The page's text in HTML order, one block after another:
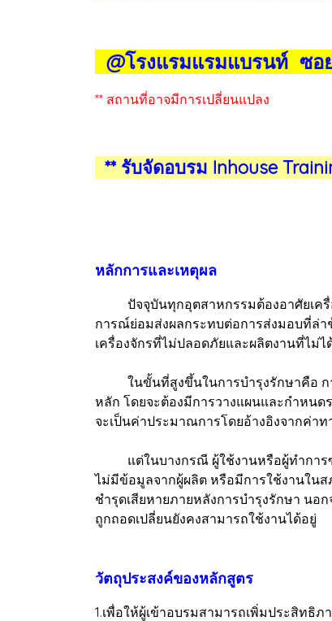
@โรงแรมแรมแบรนท์ ซอ
** สถานที่อาจมีการเปลี่ยนแปลง
** รับจัดอบรม Inhouse
หลักการและเหตุผล
ปัจจุบันทุกอุตสาหกรรมต้องอาศัยเครื่อง
การณ์ย่อมส่งผลกระทบต่อการส่งมอบที่ล่
เครื่องจักรที่ไม่ปลอดภัยและผลิตงานที่ไม่
ในขั้นที่สูงขึ้นในการบำรุงรักษาคือ การ
หลัก โดยจะต้องมีการวางแผนและกำหนด
จะเป็นค่าประมาณการโดยอ้างอิงจากค่า
แต่ในบางกรณี ผู้ใช้งานหรือผู้ทำการซ่อ
ไม่มีข้อมูลจากผู้ผลิต หรือมีการใช้งานในส
ชำรุดเสียหายภายหลังการบำรุงรักษา นอ
ถูกถอดเปลี่ยนยังคงสามารถใช้งานได้อยู่
วัตถุประสงค์ของหลักสูตร
1.เพื่อให้ผู้เข้าอบรมสามารถเพิ่มประสิทธิ